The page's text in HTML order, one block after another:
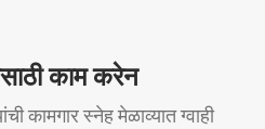
काम करेन
कामगार स्नेह मेळाव्यात ग्वाही